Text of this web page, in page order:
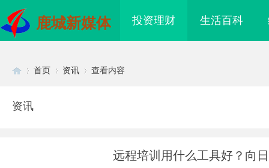
鹿城新媒体 投资理财 生活百科
首页 资讯 查看内容
资讯
远程培训用什么工具好？向